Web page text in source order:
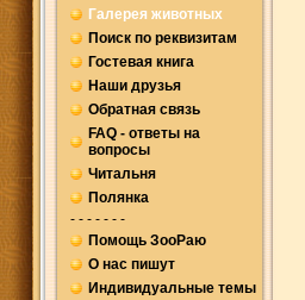
Галерея животных
Поиск по реквизитам
Гостевая книга
Наши друзья
Обратная связь
FAQ - ответы на
вопросы
Читальня
Полянка
- - - - - - -
Помощь ЗооРаю
О нас пишут
Индивидуальные темы